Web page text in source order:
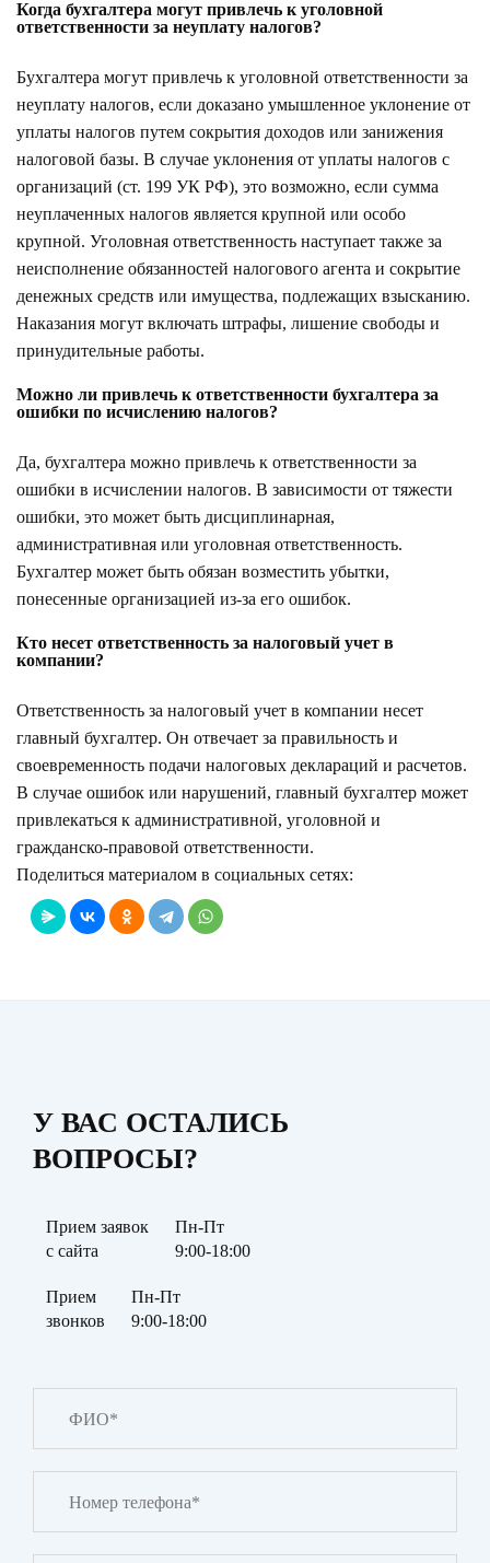
Когда бухгалтера могут привлечь к уголовной
ответственности за неуплату налогов?
Бухгалтера могут привлечь к уголовной ответственности за
неуплату налогов, если доказано умышленное уклонение от
уплаты налогов путем сокрытия доходов или занижения
налоговой базы. В случае уклонения от уплаты налогов с
организаций (ст. 199 УК РФ), это возможно, если сумма
неуплаченных налогов является крупной или особо
крупной. Уголовная ответственность наступает также за
неисполнение обязанностей налогового агента и сокрытие
денежных средств или имущества, подлежащих взысканию.
Наказания могут включать штрафы, лишение свободы и
принудительные работы.
Можно ли привлечь к ответственности бухгалтера за
ошибки по исчислению налогов?
Да, бухгалтера можно привлечь к ответственности за
ошибки в исчислении налогов. В зависимости от тяжести
ошибки, это может быть дисциплинарная,
административная или уголовная ответственность.
Бухгалтер может быть обязан возместить убытки,
понесенные организацией из-за его ошибок.
Кто несет ответственность за налоговый учет в
компании?
Ответственность за налоговый учет в компании несет
главный бухгалтер. Он отвечает за правильность и
своевременность подачи налоговых деклараций и расчетов.
В случае ошибок или нарушений, главный бухгалтер может
привлекаться к административной, уголовной и
гражданско-правовой ответственности.
Поделиться материалом в социальных сетях:
У ВАС ОСТАЛИСЬ
ВОПРОСЫ?
Прием заявок
с сайта
Пн-Пт
9:00-18:00
Прием
звонков
Пн-Пт
9:00-18:00